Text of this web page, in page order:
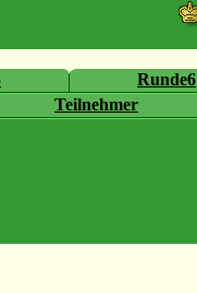
Runde6
Teilnehmer